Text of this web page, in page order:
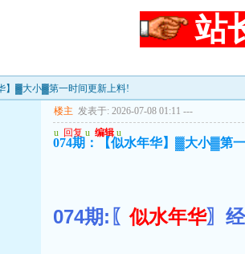
站
】▓大小▓第一时间更新上料!
楼主 发表于: 2026-07-08 01:11 ---
u 回复 u 编辑 u
074期：【似水年华】▓大小▓第
074期:〖似水年华〗